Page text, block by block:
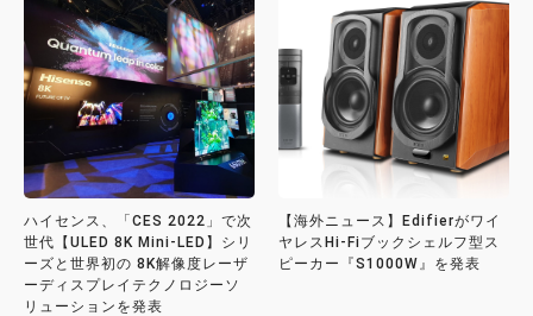
ハイセンス、「CES 2022」で次
世代【ULED 8K Mini-LED】シリ
ーズと世界初の 8K解像度レーザ
ーディスプレイテクノロジーソ
リューションを発表
【海外ニュース】Edifierがワイ
ヤレスHi-Fiブックシェルフ型ス
ピーカー『S1000W』を発表